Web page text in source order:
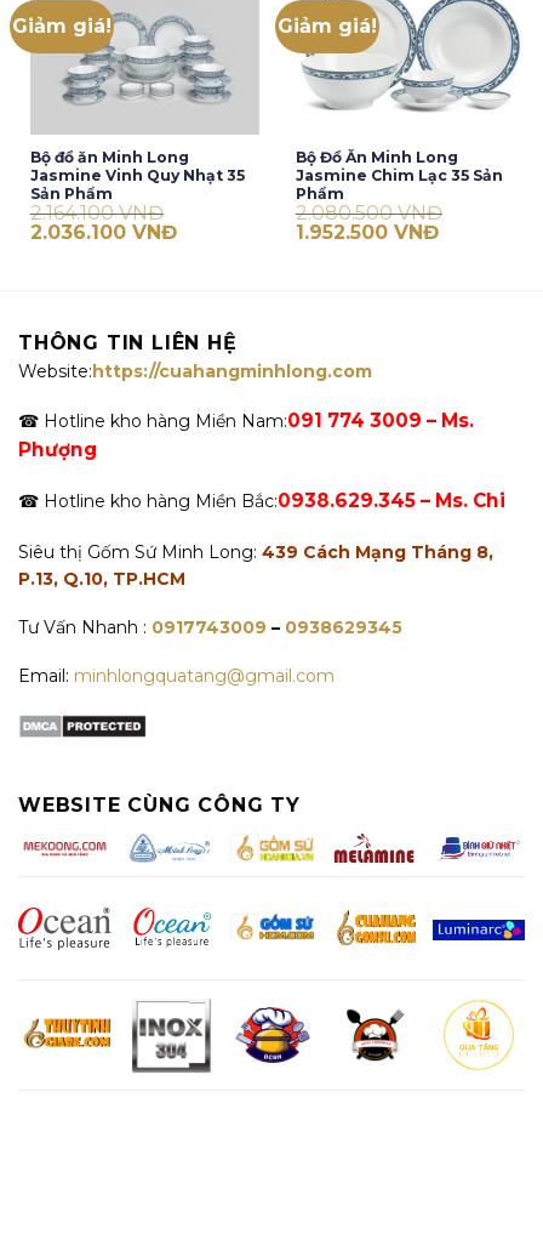
Giảm giá!
Bộ đồ ăn Minh Long
Jasmine Vinh Quy Nhạt 35
Sản Phẩm
2.164.100VNĐ
Giá
gốc
2.036.100 VNĐGiá
Giảm giá!
Bộ Đồ Ăn Minh Long
Jasmine Chim Lạc 35 Sản
Phẩm
2.080.500VNĐ
Giá
gốc
1.952.500 VNĐGiá
THÔNG TIN LIÊN HỆ
Website:https://cuahangminhlong.com
☎ Hotline kho hàng Miền Nam:091 774 3009 – Ms.
Phượng
☎ Hotline kho hàng Miền Bắc:0938.629.345 – Ms. Chi
Siêu thị Gốm Sứ Minh Long: 439 Cách Mạng Tháng 8,
P.13, Q.10, TP.HCM
Tư Vấn Nhanh : 0917743009 – 0938629345
Email: minhlongquatang@gmail.com
WEBSITE CÙNG CÔNG TY